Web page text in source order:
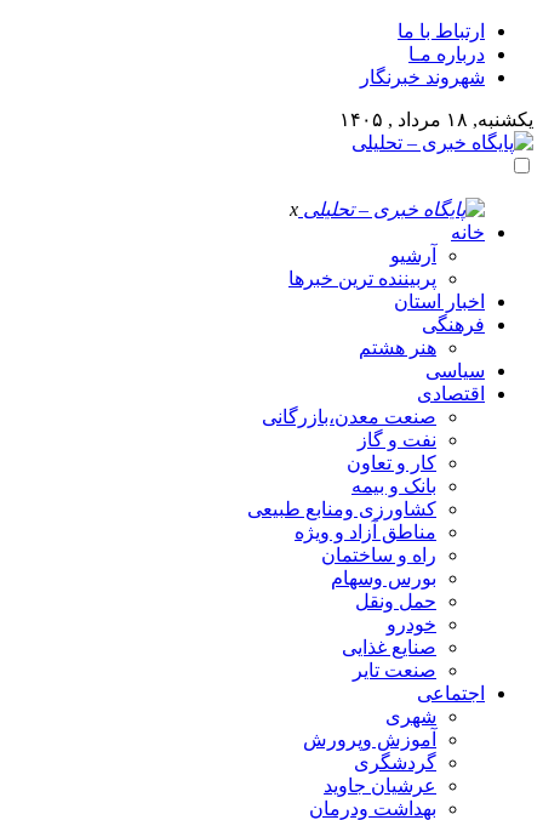
ارتباط با ما
درباره مـا
شهروند خبرنگار
یکشنبه, ۱۸ مرداد , ۱۴۰۵
x
خانه
آرشیو
پربیننده ترین خبرها
اخبار استان
فرهنگی
هنر هشتم
سیاسی
اقتصادی
صنعت معدن،بازرگانی
نفت و گاز
کار و تعاون
بانک و بیمه
کشاورزی ومنابع طبیعی
مناطق آزاد و ویژه
راه و ساختمان
بورس وسهام
حمل ونقل
خودرو
صنایع غذایی
صنعت تایر
اجتماعی
شهری
آموزش وپرورش
گردشگری
عرشیان جاوید
بهداشت ودرمان